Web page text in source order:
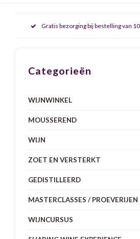
Gratis bezorging bij bestelling van
Categorieën
WIJNWINKEL
MOUSSEREND
WIJN
ZOET EN VERSTERKT
GEDISTILLEERD
MASTERCLASSES / PROEVERIJEN
WIJNCURSUS